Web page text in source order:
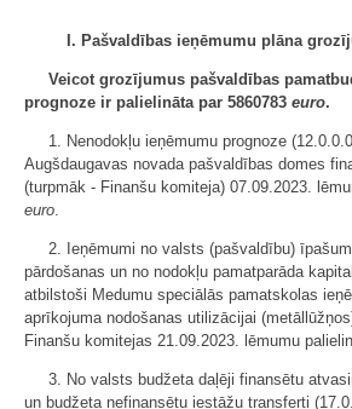
I. Pašvaldības ieņēmumu plāna
Veicot grozījumus pašvaldības
prognoze ir palielināta par 5860783 euro.
1. Nenodokļu ieņēmumu prognoze
Augšdaugavas novada pašvaldības domes
(turpmāk - Finanšu komiteja) 07.09.2023.
euro
2. Ieņēmumi no valsts (pašvaldību)
pārdošanas un no nodokļu pamatparāda
atbilstoši Medumu speciālās pamatskolas
aprīkojuma nodošanas utilizācijai
Finanšu komitejas 21.09.2023. lēmumu
3. No valsts budžeta daļēji finansētu
un budžeta nefinansētu iestāžu transferti